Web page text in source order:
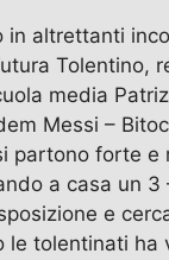
in altrettanti
Tolentino,
media
Messi –
partono forte
a casa un
e
le tolentinati ha